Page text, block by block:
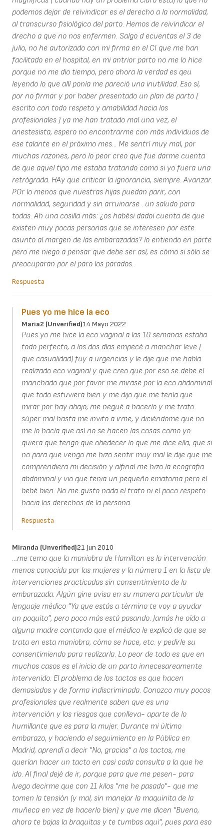
podemos dejar de reivindicar es el derecho a la normalidad,
al transcurso fisiológico del parto. Hemos de reivindicar el
drecho a que no nos enfermen. Salgo d ecuentas el 3 de
julio, no he autorizado con mi firma en el CI que me han
facilitado en el hospital, en mi antrior parto no me lo hice
porque no me dio tiempo, pero ahora la verdad es qeu
leyendo lo que allí ponía me pareció una inutilidad. Eso sí,
por no firmar y por haber presentado un plan de parto (
escrito con todo respeto y amabilidad hacia los
profesionales ) ya me han tratado mal una vez, el
anestesista, espero no encontrarme con más individuos de
ese talante en el próximo mes... Me sentrí muy mal, por
muchas razones, pero lo peor creo que fue darme cuenta
de que aquel tipo me estaba tratando como si yo fuera una
retrógrada. HAy que criticar la ignorancia, siempre. Avanzar.
POr lo menos que nuestras hijas puedan parir, con
normalidad, seguridad y sin arruinarse . un saludo para
todas. Ah una cosilla más: ¿os habési dadoi cuenta de que
existen muy pocas personas que se interesen por este
asunto al margen de las embarazadas? lo entiendo en parte
pero me niego a pensar que debe ser así, es cómo si sólo se
preocuparan por el paro los parados..
Respuesta
Pues yo me hice la eco
Maria2 (unverified)14 Mayo 2022
Pues yo me hice la eco vaginal a las 10 semanas estaba
todo perfecto, a los dos días empecé a manchar leve (
que casualidad) fuy a urgencias y le dije que me había
realizado eco vaginal y que creo que por eso se debe el
manchado que por favor me mirase por la eco abdominal
que todo estuviera bien y me dijo que me tenía que
mirar por hay abajo, me negué a hacerlo y me trato
súper mal hasta me invito a irme, y diciéndome que no
me lo hacía que así no se hacen las cosas como yo
quiera que tengo que obedecer lo que me dice ella, que si
no para que vengo me hizo sentir muy mal le dije que me
comprendiera mi decisión y alfinal me hizo la ecografia
abdominal y vio que tenia un pequeño ematoma pero el
bebé bien. No me gusto nada el trato ni el poco respeto
hacia los derechos de la persona.
Respuesta
Miranda (unverified)21 Jun 2010
…me temo que la maniobra de Hamilton es la intervención
menos conocida por las mujeres y la número 1 en la lista de
intervenciones practicadas sin consentimiento de la
embarazada. Algún gine avisa en su manera particular de
lenguaje médico “Ya que estás a término te voy a ayudar
un poquito”, pero poco más está pasando. Jamás he oído a
alguna madre contando que el médico le explicó de que se
trata en esta maniobra, cómo se hace, etc. y pedirle su
consentimiendo para realizarla. Lo peor de todo es que en
muchos casos es el inicio de un parto innecesareamente
intervenido. El problema de los tactos es que hacen
demasiados y de forma indiscriminada. Conozco muy pocos
profesionales que realmente saben que es una
intervención y los riesgos que conlleva- aparte de lo
humillante que es para la mujer. Durante mi último
embarazo, y haciendo el seguimiento en la Pública en
Madrid, aprendí a decir "No, gracias" a los tactos, me
querían hacer un tacto en casi cada consulta a la que he
ido. Al final dejé de ir, porque para que me pesen- para
luego decirme que con 11 kilos "me he pasado"- que me
tomen la tensión (y mal, sin manejar la maquinita de la
muñeca en vez de hacerlo bien) y que me dicen "Bueno,
ahora te bajas la braquitas y te tumbas aqui", pues para eso